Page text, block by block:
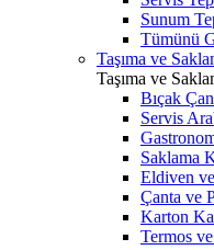
Sunum
Tümünü
Taşıma ve
Taşıma ve
Bıçak
Servis
Saklama
Eldiven
Çanta ve
Karton
Termos